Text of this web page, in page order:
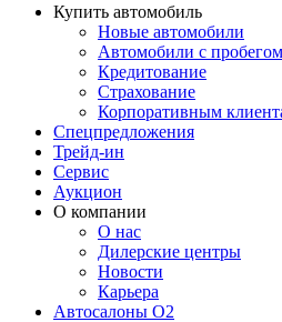
Купить автомобиль
Новые автомобили
Автомобили с пробегом
Кредитование
Страхование
Корпоративным
Спецпредложения
Трейд-ин
Сервис
Аукцион
О компании
О нас
Дилерские центры
Новости
Карьера
Автосалоны O2